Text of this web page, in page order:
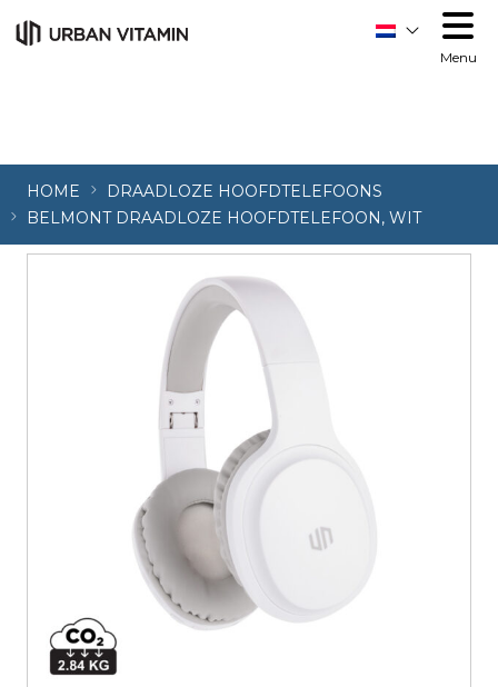
Menu
HOME
DRAADLOZE HOOFDTELEFOONS
BELMONT DRAADLOZE HOOFDTELEFOON, WIT